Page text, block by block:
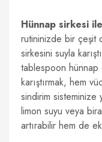
Hünnap sirkesi
rutininizde bir çeşit
sirkesini suyla
tablespoon hünnap
karıştırmak, hem
sindirim sisteminize
limon suyu veya
artırabilir hem de